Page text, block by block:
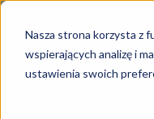
Nasza strona korzysta z
wspierających analizę i
ustawienia swoich